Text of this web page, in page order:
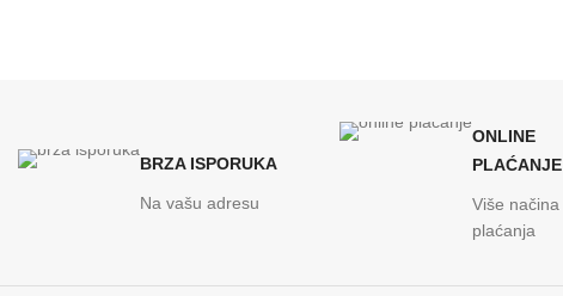
BRZA ISPORUKA
Na vašu adresu
ONLINE
PLAĆANJE
Više načina
plaćanja